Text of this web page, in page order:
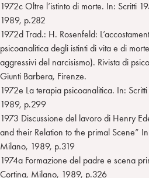
1972c Oltre l’istinto di morte. In: Scritti
1989, p.282
1972d Trad.: H. Rosenfeld:
psicoanalitica degli istinti di vita e di
aggressivi del narcisismo). Rivista di
Giunti Barbera, Firenze.
1972e La terapia psicoanalitica. In:
1989, p.299
1973 Discussione del lavoro di Henry
and their Relation to the primal Scene”
Milano, 1989, p.319
1974a Formazione del padre e scena
Cortina, Milano, 1989, p.326